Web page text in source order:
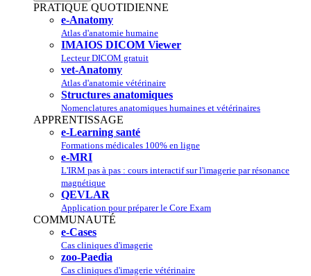
PRATIQUE QUOTIDIENNE
e-Anatomy
Atlas d'anatomie humaine
IMAIOS DICOM Viewer
Lecteur DICOM gratuit
vet-Anatomy
Atlas d'anatomie vétérinaire
Structures anatomiques
Nomenclatures anatomiques humaines et vétérinaires
APPRENTISSAGE
e-Learning santé
Formations médicales 100% en ligne
e-MRI
L'IRM pas à pas : cours interactif sur l'imagerie par résonance
magnétique
QEVLAR
Application pour préparer le Core Exam
COMMUNAUTÉ
e-Cases
Cas cliniques d'imagerie
zoo-Paedia
Cas cliniques d'imagerie vétérinaire